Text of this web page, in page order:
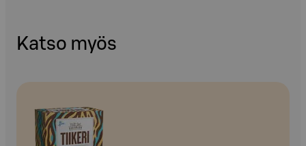
Katso myös